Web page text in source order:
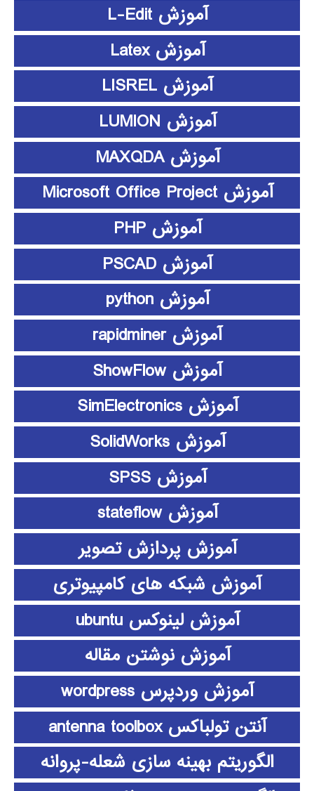
آموزش L-Edit
آموزش Latex
آموزش LISREL
آموزش LUMION
آموزش MAXQDA
آموزش Microsoft Office Project
آموزش PHP
آموزش PSCAD
آموزش python
آموزش rapidminer
آموزش ShowFlow
آموزش SimElectronics
آموزش SolidWorks
آموزش SPSS
آموزش stateflow
آموزش پردازش تصویر
آموزش شبکه های کامپیوتری
آموزش لینوکس ubuntu
آموزش نوشتن مقاله
آموزش وردپرس wordpress
آنتن تولباکس antenna toolbox
الگوریتم بهینه سازی شعله-پروانه